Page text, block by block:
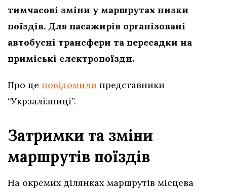
тимчасові зміни у маршрутах низки
поїздів. Для пасажирів організовані
автобусні трансфери та пересадки на
приміські електропоїзди.
Про це повідомили представники
“Укрзалізниці”.
Затримки та зміни
маршрутів поїздів
На окремих ділянках маршрутів місцева